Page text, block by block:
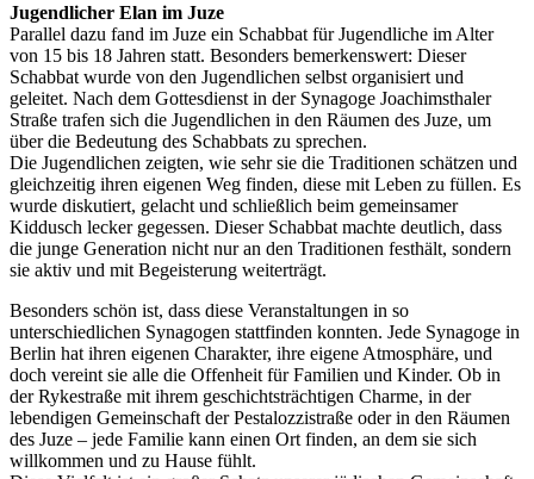
Jugendlicher Elan im Juze
Parallel dazu fand im Juze ein Schabbat für Jugendliche im Alter
von 15 bis 18 Jahren statt. Besonders bemerkenswert: Dieser
Schabbat wurde von den Jugendlichen selbst organisiert und
geleitet. Nach dem Gottesdienst in der Synagoge Joachimsthaler
Straße trafen sich die Jugendlichen in den Räumen des Juze, um
über die Bedeutung des Schabbats zu sprechen.
Die Jugendlichen zeigten, wie sehr sie die Traditionen schätzen und
gleichzeitig ihren eigenen Weg finden, diese mit Leben zu füllen. Es
wurde diskutiert, gelacht und schließlich beim gemeinsamer
Kiddusch lecker gegessen. Dieser Schabbat machte deutlich, dass
die junge Generation nicht nur an den Traditionen festhält, sondern
sie aktiv und mit Begeisterung weiterträgt.
Besonders schön ist, dass diese Veranstaltungen in so
unterschiedlichen Synagogen stattfinden konnten. Jede Synagoge in
Berlin hat ihren eigenen Charakter, ihre eigene Atmosphäre, und
doch vereint sie alle die Offenheit für Familien und Kinder. Ob in
der Rykestraße mit ihrem geschichtsträchtigen Charme, in der
lebendigen Gemeinschaft der Pestalozzistraße oder in den Räumen
des Juze – jede Familie kann einen Ort finden, an dem sie sich
willkommen und zu Hause fühlt.